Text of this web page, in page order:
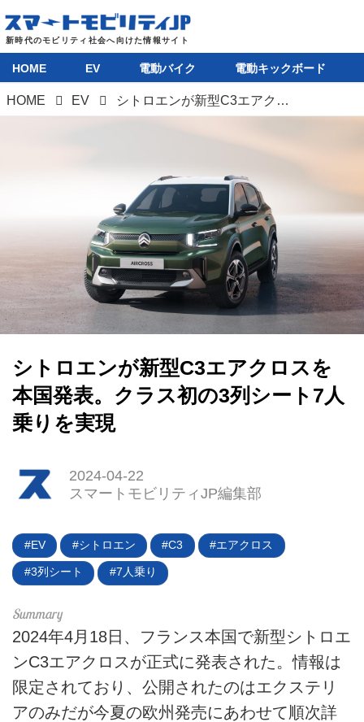
HOME
EV
電動バイク
電動キックボード
ライフスタイル
HOME EV 電動バイク 電動キックボード
HOME EV シトロエンが新型C3エアクロスを本国発表。クラス初の3列シート7人乗りを実現
シトロエンが新型C3エアクロスを
本国発表。クラス初の3列シート7人
乗りを実現
2024-04-22
スマートモビリティJP編集部
EV シトロエン C3 エアクロス
3列シート 7人乗り
2024年4月18日、フランス本国で新型シトロエ
ンC3エアクロスが正式に発表された。情報は
限定されており、公開されたのはエクステリ
アのみだが今夏の欧州発売にあわせて順次詳